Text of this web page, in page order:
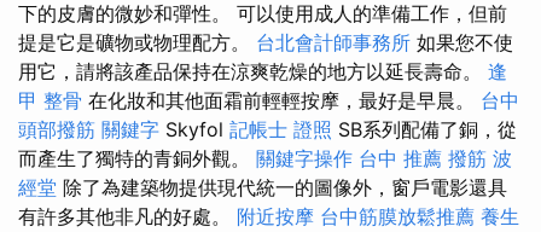
下的皮膚的微妙和彈性。 可以使用成人的準備工作，但前
提是它是礦物或物理配方。 台北會計師事務所 如果您不使
用它，請將該產品保持在涼爽乾燥的地方以延長壽命。 逢
甲 整骨 在化妝和其他面霜前輕輕按摩，最好是早晨。 台中
頭部撥筋 關鍵字 Skyfol 記帳士 證照 SB系列配備了銅，從
而產生了獨特的青銅外觀。 關鍵字操作 台中 推薦 撥筋 波
經堂 除了為建築物提供現代統一的圖像外，窗戶電影還具
有許多其他非凡的好處。 附近按摩 台中筋膜放鬆推薦 養生